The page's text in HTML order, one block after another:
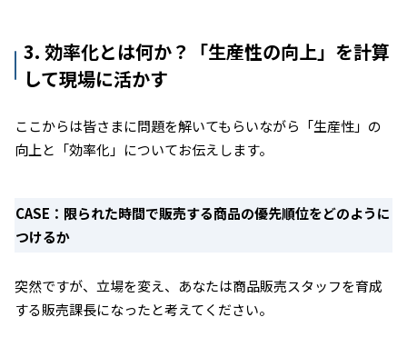
3. 効率化とは何か？「生産性の向上」を計算
して現場に活かす
ここからは皆さまに問題を解いてもらいながら「生産性」の
向上と「効率化」についてお伝えします。
CASE：限られた時間で販売する商品の優先順位をどのように
つけるか
突然ですが、立場を変え、あなたは商品販売スタッフを育成
する販売課長になったと考えてください。